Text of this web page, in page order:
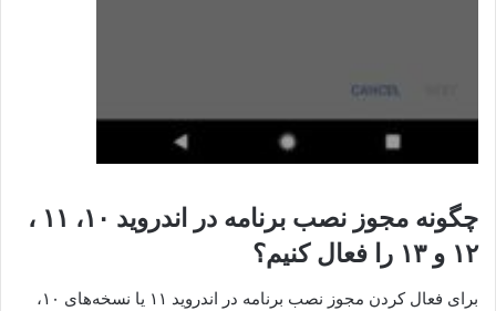
چگونه مجوز نصب برنامه در اندروید ۱۰، ۱۱ ،
۱۲ و ۱۳ را فعال کنیم؟
برای فعال کردن مجوز نصب برنامه در اندروید ۱۱ یا نسخه‌های ۱۰،